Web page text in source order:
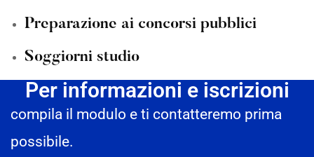
Preparazione ai concorsi pubblici
Soggiorni studio
Per informazioni e iscrizioni
compila il modulo e ti contatteremo prima
possibile.